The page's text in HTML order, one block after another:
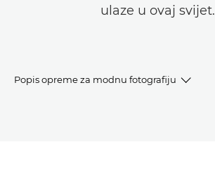
ulaze u ovaj svijet.
Popis opreme za modnu fotografiju